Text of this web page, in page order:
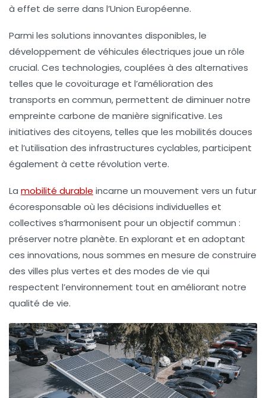
à effet de serre dans l’Union Européenne.
Parmi les solutions innovantes disponibles, le
développement de véhicules électriques joue un rôle
crucial. Ces technologies, couplées à des alternatives
telles que le covoiturage et l’amélioration des
transports en commun, permettent de diminuer notre
empreinte carbone de manière significative. Les
initiatives des citoyens, telles que les mobilités douces
et l’utilisation des infrastructures cyclables, participent
également à cette révolution verte.
La mobilité durable incarne un mouvement vers un futur
écoresponsable où les décisions individuelles et
collectives s’harmonisent pour un objectif commun :
préserver notre planète. En explorant et en adoptant
ces innovations, nous sommes en mesure de construire
des villes plus vertes et des modes de vie qui
respectent l’environnement tout en améliorant notre
qualité de vie.